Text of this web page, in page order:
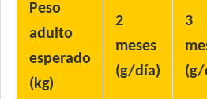
Peso
adulto
esperado
(kg)
2
meses
(g/día)
3
(g/